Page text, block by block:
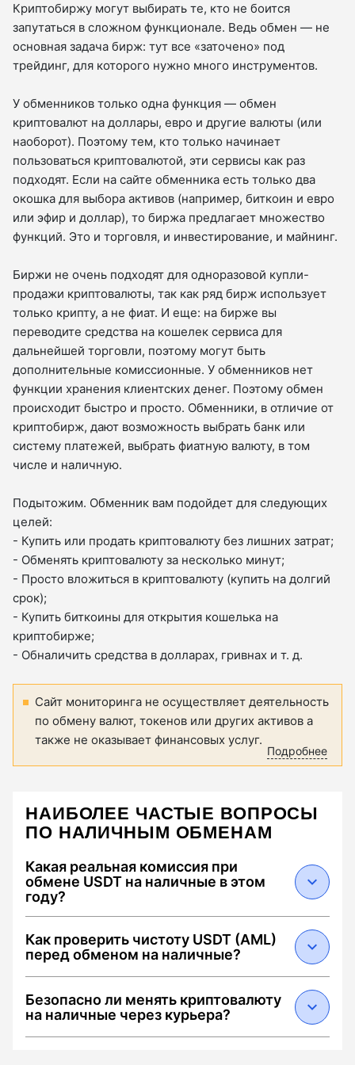
Криптобиржу могут выбирать те, кто не боится
запутаться в сложном функционале. Ведь обмен — не
основная задача бирж: тут все «заточено» под
трейдинг, для которого нужно много инструментов.
У обменников только одна функция — обмен
криптовалют на доллары, евро и другие валюты (или
наоборот). Поэтому тем, кто только начинает
пользоваться криптовалютой, эти сервисы как раз
подходят. Если на сайте обменника есть только два
окошка для выбора активов (например, биткоин и евро
или эфир и доллар), то биржа предлагает множество
функций. Это и торговля, и инвестирование, и майнинг.
Биржи не очень подходят для одноразовой купли-
продажи криптовалюты, так как ряд бирж использует
только крипту, а не фиат. И еще: на бирже вы
переводите средства на кошелек сервиса для
дальнейшей торговли, поэтому могут быть
дополнительные комиссионные. У обменников нет
функции хранения клиентских денег. Поэтому обмен
происходит быстро и просто. Обменники, в отличие от
криптобирж, дают возможность выбрать банк или
систему платежей, выбрать фиатную валюту, в том
числе и наличную.
Подытожим. Обменник вам подойдет для следующих
целей:
- Купить или продать криптовалюту без лишних затрат;
- Обменять криптовалюту за несколько минут;
- Просто вложиться в криптовалюту (купить на долгий
срок);
- Купить биткоины для открытия кошелька на
криптобирже;
- Обналичить средства в долларах, гривнах и т. д.
Сайт мониторинга не осуществляет деятельность
по обмену валют, токенов или других активов а
также не оказывает финансовых услуг.
Подробнее
НАИБОЛЕЕ ЧАСТЫЕ ВОПРОСЫ
ПО НАЛИЧНЫМ ОБМЕНАМ
Какая реальная комиссия при
обмене USDT на наличные в этом
году?
составляет от 0.5% до 2.5%. Она складывается
из: 1) спреда обменника (0.1–1.5%), 2) сетевого
наличии энергии) и 3) комиссии за
инкассацию/курьера в конкретном городе.
Мониторинг Wellcrypto автоматически
Как проверить чистоту USDT (AML)
перед обменом на наличные?
выбирайте обменники с меткой "Low AML Risk".
В 2026 году критическим порогом считается
Безопасно ли менять криптовалюту
на наличные через курьера?